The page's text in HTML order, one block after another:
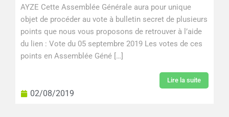
AYZE Cette Assemblée Générale aura pour unique
objet de procéder au vote à bulletin secret de plusieurs
points que nous vous proposons de retrouver à l’aide
du lien : Vote du 05 septembre 2019 Les votes de ces
points en Assemblée Géné […]
Lire la suite
02/08/2019